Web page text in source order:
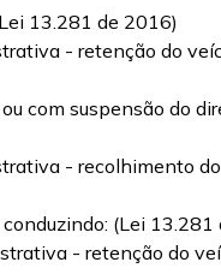
13.281 de 2016)
- retenção do
com suspensão do
- recolhimento
(Lei 13.281
- retenção do